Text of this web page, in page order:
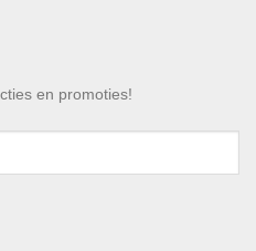
en promoties!